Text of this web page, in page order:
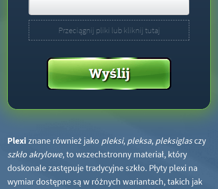
Przeciągnij pliki lub kliknij tutaj
Plexi znane również jako pleksi, pleksa, pleksiglasczy
szkło akrylowe, to wszechstronny materiał, który
doskonale zastępuje tradycyjne szkło. Płyty plexi na
wymiar dostępne są w różnych wariantach, takich jak